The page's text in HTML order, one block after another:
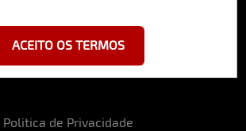
ACEITO OS TERMOS
Politica de Privacidade
concorda em receber emails da Bella da Semana